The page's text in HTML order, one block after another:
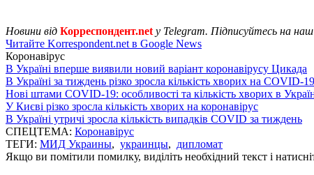
Новини від Корреспондент.net у Telegram. Підписуйтесь на
Читайте Korrespondent.net в Google News
Коронавірус
В Україні вперше виявили новий варіант коронавірусу Цикада
В Україні за тиждень різко зросла кількість хворих на COVID-19
Нові штами COVID-19: особливості та кількість хворих в
У Києві різко зросла кількість хворих на коронавірус
В Україні утричі зросла кількість випадків COVID за тиждень
СПЕЦТЕМА: Коронавірус
ТЕГИ: МИД Украины, украинцы, дипломат
Якщо ви помітили помилку, виділіть необхідний текст і